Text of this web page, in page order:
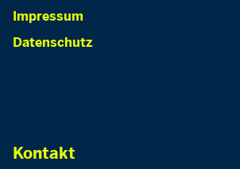
Impressum
Datenschutz
Kontakt